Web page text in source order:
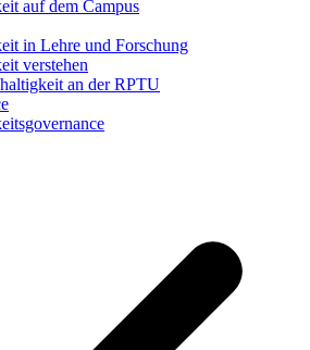
auf dem Campus
in Lehre und Forschung
verstehen
an der RPTU